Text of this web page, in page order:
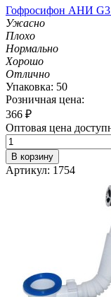
Гофросифон АНИ
Ужасно
Плохо
Нормально
Хорошо
Отлично
Упаковка: 50
Розничная цена:
366 ₽
Оптовая цена
В корзину
Артикул: 1754